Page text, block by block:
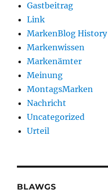
Gastbeitrag
Link
MarkenBlog History
Markenwissen
Markenämter
Meinung
MontagsMarken
Nachricht
Uncategorized
Urteil
BLAWGS